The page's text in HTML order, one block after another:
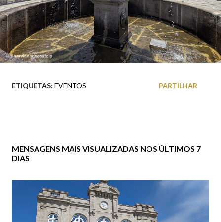
ETIQUETAS: EVENTOS PARTILHAR
MENSAGENS MAIS VISUALIZADAS NOS ÚLTIMOS 7
DIAS